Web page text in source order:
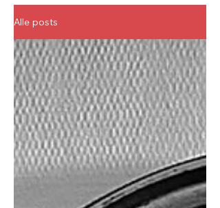
Alle posts